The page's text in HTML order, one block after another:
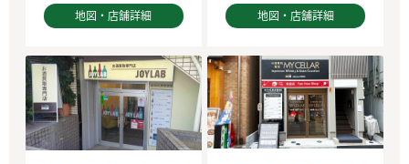
地図・店舗詳細 地図・店舗詳細